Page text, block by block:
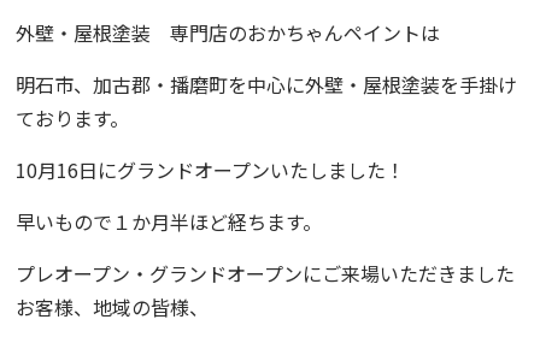
外壁・屋根塗装 専門店のおかちゃんペイントは
明石市、加古郡・播磨町を中心に外壁・屋根塗装を手掛け
ております。
10月16日にグランドオープンいたしました！
早いもので１か月半ほど経ちます。
プレオープン・グランドオープンにご来場いただきました
お客様、地域の皆様、